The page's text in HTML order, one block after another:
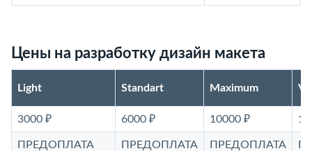
Цены на разработку дизайн макета
Light Standart Maximum
3000 ₽ 6000 ₽ 10000 ₽
ПРЕДОПЛАТА
ПРЕДОПЛАТА
ПРЕДОПЛАТА